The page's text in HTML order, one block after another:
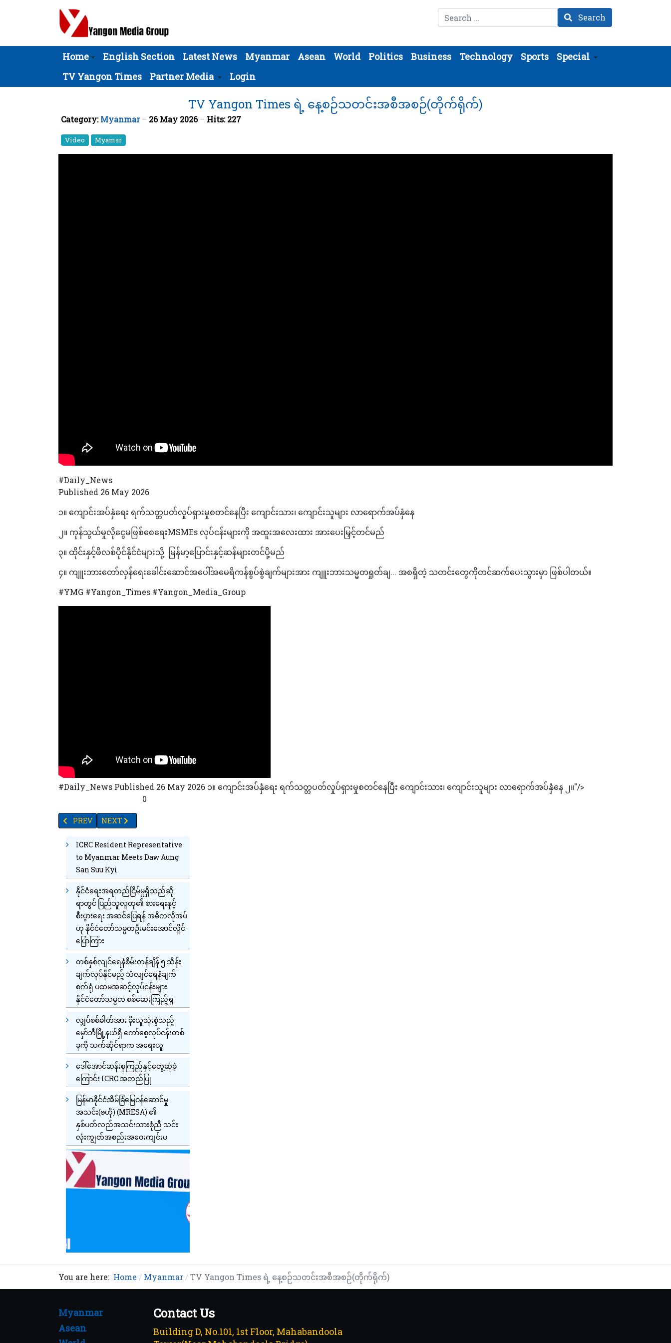
Search Search
Home English Section Latest News Myanmar Asean World Politics Business Technology Sports
Special
TV Yangon Times
Partner Media Login
TV Yangon Times ရဲ့ နေ့စဉ်သတင်းအစီအစဉ်(တိုက်ရိုက်)
Category:Myanmar 26 May 2026 Hits: 227
Video Myamar
#Daily_News
Published 26 May 2026
၁။‌ ကျောင်းအပ်နှံရေး ရက်သတ္တပတ်လှုပ်ရှားမှုစတင်နေပြီး ကျောင်းသား၊ ကျောင်းသူများ လာရောက်အပ်နှံနေ
‌‎၂။ ‌ကုန်သွယ်မှုလိုငွေမဖြစ်စေရေးMSMEs လုပ်ငန်းများကို အထူးအလေးထား အားပေးမြှင့်တင်မည်
၃။‌‌‎ ထိုင်းနှင့်ဖိလစ်ပိုင်နိုင်ငံများသို့ မြန်မာ့ပြောင်းနှင့်ဆန်များတင်ပို့မည်
၄။‎ ကျူးဘားတော်လှန်ရေးခေါင်းဆောင်အပေါ်အမေရိကန်စွပ်စွဲချက်များအား ကျူးဘားသမ္မတရှုတ်ချ... အစရှိတဲ့ သတင်းတွေကိုတင်ဆက်ပေးသွားမှာ ဖြစ်ပါတယ်။
#YMG #Yangon_Times #Yangon_Media_Group
#Daily_News Published 26 May 2026 ၁။‌ ကျောင်းအပ်နှံရေး ရက်သတ္တပတ်လှုပ်ရှားမှုစတင်နေပြီး ကျောင်းသား၊ ကျောင်းသူများ လာရောက်အပ်နှံနေ ‌‎၂။"/>
0
PREVIOUS ARTICLE: ကလောမြို့နယ်တွင် တန်(၇၀၀)ဆံ့ အာလူးအအေးခန်းဖွင့်လှစ်
PREV NEXT ARTICLE: လျှပ်စစ်မီး၊ရေနံနှင့်သဘာဝဓာတ်ငွေ့၊ကုန်သွယ်မှုနှင့်ရင်းနှီးမြှပ်နှံမှု နယ်ပယ်အသစ်များတွင် အားကောင်းစွာ ပူးပေါင်းဆောင်ရွက်သွားမည်ဟု တရုတ်သံအမတ်ကြီး MS. MA JIA ပြော
NEXT
ICRC Resident Representative
to Myanmar Meets Daw Aung
San Suu Kyi
နိုင်ငံရေးအရတည်ငြိမ်မှုရှိသည်ဆို
ရာတွင် ပြည်သူလူထု၏ စားရေးနှင့်
စီးပွားရေး အဆင်ပြေရန် အဓိကလိုအပ်
ဟု နိုင်ငံတော်သမ္မတဦးမင်းအောင်လှိုင်
ပြောကြား
တစ်နှစ်လျင်ရေနံစိမ်းတန်ချိန် ၅ သိန်း
ချက်လုပ်နိုင်မည့် သံလျင်ရေနံချက်
စက်ရုံ ပထမအဆင့်လုပ်ငန်းများ
နိုင်ငံတော်သမ္မတ စစ်ဆေးကြည့်ရှု
လျှပ်စစ်ဓါတ်အား ခိုးယူသုံးစွဲသည့်
မှော်ဘီမြို့နယ်ရှိ ကော်စေ့လုပ်ငန်းတစ်
ခုကို သက်ဆိုင်ရာက အရေးယူ
ဒေါ်အောင်ဆန်းစုကြည်နှင့်တွေ့ဆုံခဲ့
ကြောင်း ICRC အတည်ပြု
မြန်မာနိုင်ငံအိမ်ခြံမြေဝန်ဆောင်မှု
အသင်း(ဗဟို) (MRESA) ၏
နှစ်ပတ်လည်အသင်းသားစုံညီ သင်း
လုံးကျွတ်အစည်းအဝေးကျင်းပ
You are here: Home Myanmar TV Yangon Times ရဲ့ နေ့စဉ်သတင်းအစီအစဉ်(တိုက်ရိုက်)
Myanmar
Asean
Contact Us
Building D, No.101, 1st Floor, Mahabandoola